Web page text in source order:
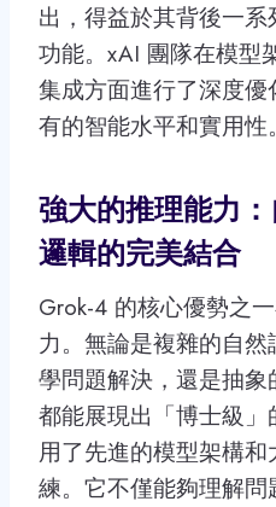
出，得益於其背後一
功能。xAI 團隊在模型
集成方面進行了深度
有的智能水平和實用性。
強大的推理能力
邏輯的完美結合
Grok-4 的核心優勢之
力。無論是複雜的自
學問題解決，還是抽
都能展現出「博士級
用了先進的模型架構
練。它不僅能夠理解